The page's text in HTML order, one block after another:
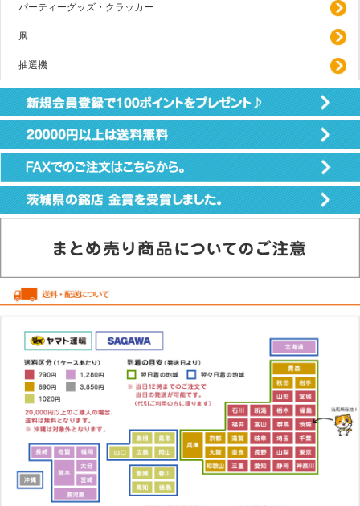
パーティーグッズ・クラッカー
凧
抽選機